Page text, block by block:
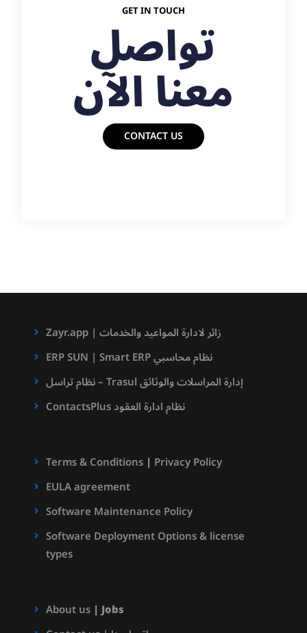
GET IN TOUCH
تواصل
معنا الآن
CONTACT US
Zayr.app | زائر لادارة المواعيد والخدمات
ERP SUN | Smart ERP نظام محاسبي
نظام تراسل – Trasul إدارة المراسلات والوثائق
ContactsPlus نظام ادارة العقود
Terms & Conditions| Privacy Policy
EULA agreement
Software Maintenance Policy
Software Deployment Options & license
types
About us|Jobs